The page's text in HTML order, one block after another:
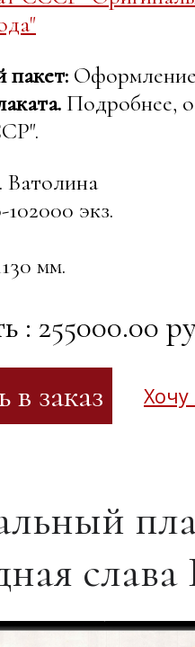
Оформление
Подробнее,
экз.
мм.
: 255000.00
Хочу